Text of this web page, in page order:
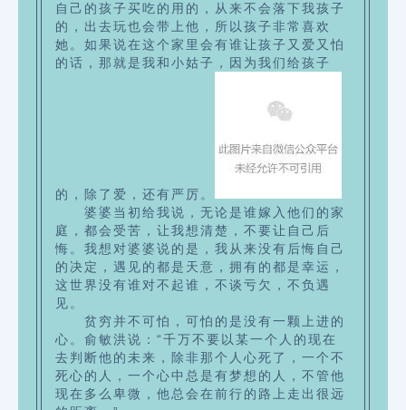
自己的孩子买吃的用的，从来不会落下我孩子
的，出去玩也会带上他，所以孩子非常喜欢
她。如果说在这个家里会有谁让孩子又爱又怕
的话，那就是我和小姑子，因为我们给孩子
的，除了爱，还有严厉。
婆婆当初给我说，无论是谁嫁入他们的家
庭，都会受苦，让我想清楚，不要让自己后
悔。我想对婆婆说的是，我从来没有后悔自己
的决定，遇见的都是天意，拥有的都是幸运，
这世界没有谁对不起谁，不谈亏欠，不负遇
见。
贫穷并不可怕，可怕的是没有一颗上进的
心。俞敏洪说：“千万不要以某一个人的现在
去判断他的未来，除非那个人心死了，一个不
死心的人，一个心中总是有梦想的人，不管他
现在多么卑微，他总会在前行的路上走出很远